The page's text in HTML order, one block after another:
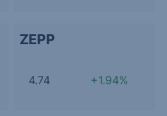
ZEPP
4.74 +1.94%